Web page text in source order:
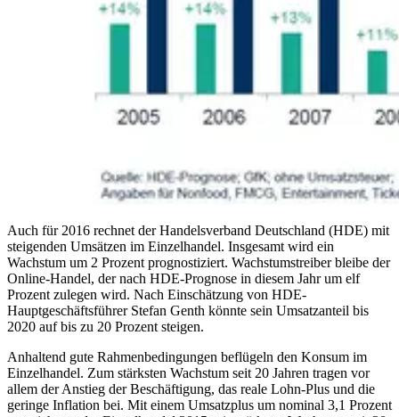
Auch für 2016 rechnet der Handelsverband Deutschland (HDE) mit
steigenden Umsätzen im Einzelhandel. Insgesamt wird ein
Wachstum um 2 Prozent prognostiziert. Wachstumstreiber bleibe der
Online-Handel, der nach HDE-Prognose in diesem Jahr um elf
Prozent zulegen wird. Nach Einschätzung von HDE-
Hauptgeschäftsführer Stefan Genth könnte sein Umsatzanteil bis
2020 auf bis zu 20 Prozent steigen.
Anhaltend gute Rahmenbedingungen beflügeln den Konsum im
Einzelhandel. Zum stärksten Wachstum seit 20 Jahren tragen vor
allem der Anstieg der Beschäftigung, das reale Lohn-Plus und die
geringe Inflation bei. Mit einem Umsatzplus um nominal 3,1 Prozent